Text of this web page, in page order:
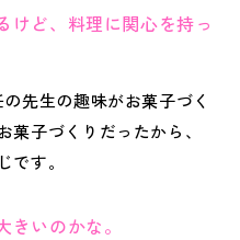
けど、料理に関心を持っ
先生の趣味がお菓子づく
菓子づくりだったから、
す。
いのかな。